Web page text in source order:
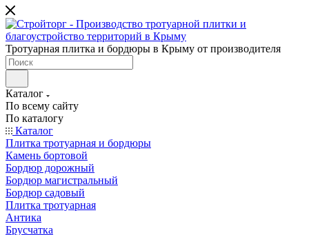
Тротуарная плитка и бордюры в Крыму от производителя
Каталог
По всему сайту
По каталогу
Каталог
Плитка тротуарная и бордюры
Камень бортовой
Бордюр дорожный
Бордюр магистральный
Бордюр садовый
Плитка тротуарная
Антика
Брусчатка